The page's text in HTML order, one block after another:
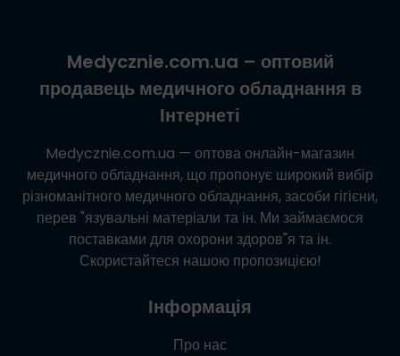
Medycznie.com.ua – оптовий
продавець медичного обладнання в
Інтернеті
Medycznie.com.ua — оптова онлайн-магазин
медичного обладнання, що пропонує широкий вибір
різноманітного медичного обладнання, засоби гігієни,
перев "язувальні матеріали та ін. Ми займаємося
поставками для охорони здоров"я та ін.
Скористайтеся нашою пропозицією!
Інформація
Про нас